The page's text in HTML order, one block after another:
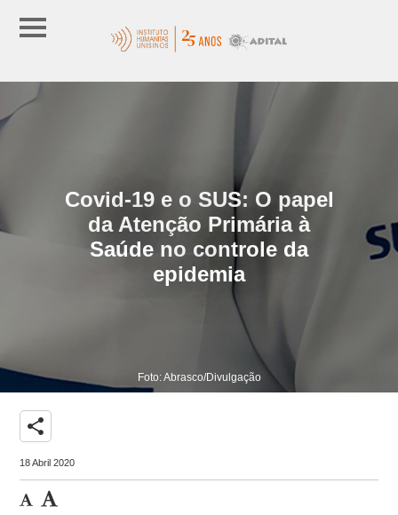
Covid-19 e o SUS: O papel
da Atenção Primária à
Saúde no controle da
epidemia
Foto: Abrasco/Divulgação
share
18 Abril 2020